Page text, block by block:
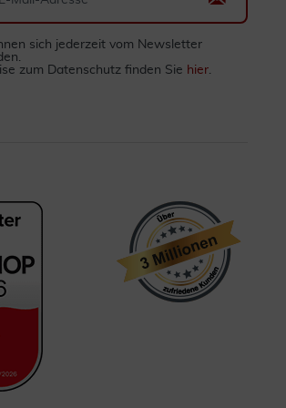
sich jederzeit vom Newsletter
zum Datenschutz finden Sie hier.